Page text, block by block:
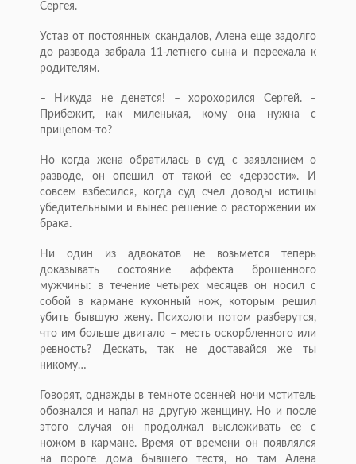
Сергея.
Устав от постоянных скандалов, Алена еще задолго
до развода забрала 11-летнего сына и переехала к
родителям.
– Никуда не денется! – хорохорился Сергей. –
Прибежит, как миленькая, кому она нужна с
прицепом-то?
Но когда жена обратилась в суд с заявлением о
разводе, он опешил от такой ее «дерзости». И
совсем взбесился, когда суд счел доводы истицы
убедительными и вынес решение о расторжении их
брака.
Ни один из адвокатов не возьмется теперь
доказывать состояние аффекта брошенного
мужчины: в течение четырех месяцев он носил с
собой в кармане кухонный нож, которым решил
убить бывшую жену. Психологи потом разберутся,
что им больше двигало – месть оскорбленного или
ревность? Дескать, так не доставайся же ты
никому…
Говорят, однажды в темноте осенней ночи мститель
обознался и напал на другую женщину. Но и после
этого случая он продолжал выслеживать ее с
ножом в кармане. Время от времени он появлялся
на пороге дома бывшего тестя, но там Алена